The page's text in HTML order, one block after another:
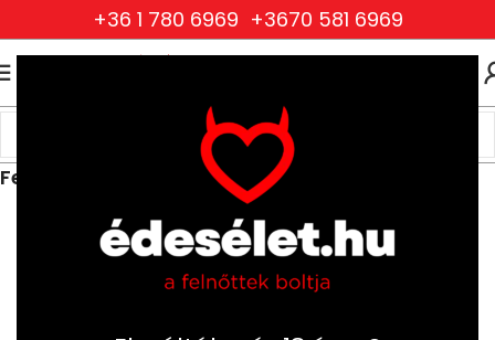
+36 1 780 6969 +3670 581 6969
Ruhák és Fehérneműk
Női Ruhák és Fehérneműk
Felsők, fűzők és overallok